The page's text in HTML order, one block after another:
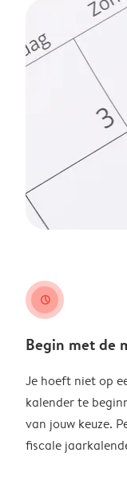
clock
Begin met de
Je hoeft niet op
kalender te
van jouw keuze.
fiscale